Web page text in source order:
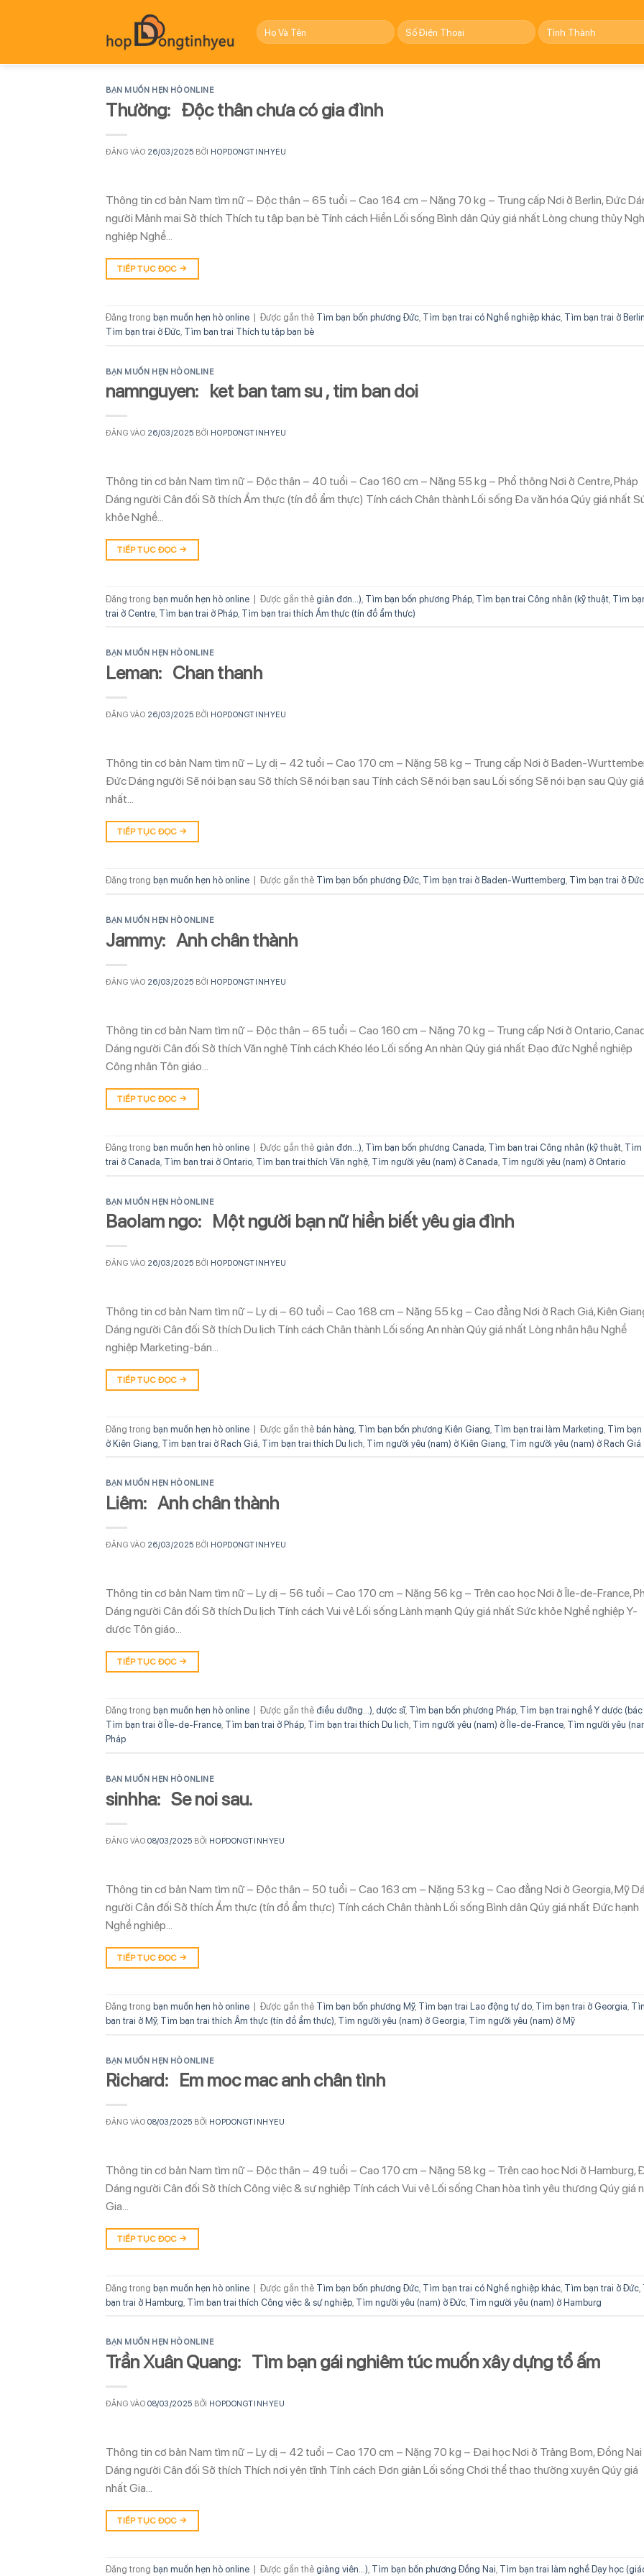
dung
BẠN MUỐN HẸN HÒ ONLINE
Thường: Độc thân chưa có gia đình
ĐĂNG VÀO 26/03/2025 BỞI HOPDONGTINHYEU
Thông tin cơ bản Nam tìm nữ – Độc thân – 65 tuổi – Cao 164 cm – Nặng 70 kg – Trung cấp Nơi ở Berlin, Đức
người Mảnh mai Sở thích Thích tụ tập bạn bè Tính cách Hiền Lối sống Bình dân Qúy giá nhất Lòng chung thủy
nghiệp Nghề…
TIẾP TỤC ĐỌC →
Đăng trong bạn muốn hẹn hò online Được gắn thẻ Tìm bạn bốn phương Đức Tìm bạn trai có Nghề nghiệp khác Tìm bạn trai ở Berlin
Tìm bạn trai ở Đức Tìm bạn trai Thích tụ tập bạn bè
BẠN MUỐN HẸN HÒ ONLINE
namnguyen: ket ban tam su , tim ban doi
ĐĂNG VÀO 26/03/2025 BỞI HOPDONGTINHYEU
Thông tin cơ bản Nam tìm nữ – Độc thân – 40 tuổi – Cao 160 cm – Nặng 55 kg – Phổ thông Nơi ở Centre, Pháp
Dáng người Cân đối Sở thích Ẩm thực (tín đồ ẩm thực) Tính cách Chân thành Lối sống Đa văn hóa Qúy giá nhất
khỏe Nghề…
TIẾP TỤC ĐỌC →
Đăng trong bạn muốn hẹn hò online | Được gắn thẻ giản đơn...) Tìm bạn bốn phương Pháp Tìm bạn trai Công nhân (kỹ thuật Tìm
trai ở Centre Tìm bạn trai ở Pháp Tìm bạn trai thích Ẩm thực (tín đồ ẩm thực)
BẠN MUỐN HẸN HÒ ONLINE
Leman: Chan thanh
ĐĂNG VÀO 26/03/2025 BỞI HOPDONGTINHYEU
Thông tin cơ bản Nam tìm nữ – Ly dị – 42 tuổi – Cao 170 cm – Nặng 58 kg – Trung cấp Nơi ở Baden-
Đức Dáng người Sẽ nói bạn sau Sở thích Sẽ nói bạn sau Tính cách Sẽ nói bạn sau Lối sống Sẽ nói bạn sau Qúy giá
nhất…
TIẾP TỤC ĐỌC →
Đăng trong bạn muốn hẹn hò online Được gắn thẻ Tìm bạn bốn phương Đức, Tìm bạn trai ở Baden-Wurttemberg, Tìm bạn trai ở Đức
BẠN MUỐN HẸN HÒ ONLINE
Jammy: Anh chân thành
ĐĂNG VÀO 26/03/2025 BỞI HOPDONGTINHYEU
Thông tin cơ bản Nam tìm nữ – Độc thân – 65 tuổi – Cao 160 cm – Nặng 70 kg – Trung cấp Nơi ở Ontario,
Dáng người Cân đối Sở thích Văn nghệ Tính cách Khéo léo Lối sống An nhàn Qúy giá nhất Đạo đức Nghề nghiệp
Công nhân Tôn giáo…
TIẾP TỤC ĐỌC →
Đăng trong bạn muốn hẹn hò online Được gắn thẻ giản đơn...) Tìm bạn bốn phương Canada Tìm bạn trai Công nhân (kỹ thuật Tìm
trai ở Canada Tìm bạn trai ở Ontario Tìm bạn trai thích Văn nghệ Tìm người yêu (nam) ở Canada Tìm người yêu (nam) ở Ontario
BẠN MUỐN HẸN HÒ ONLINE
Baolam ngo: Một người bạn nữ hiền biết yêu gia đình
ĐĂNG VÀO 26/03/2025 BỞI HOPDONGTINHYEU
Thông tin cơ bản Nam tìm nữ – Ly dị – 60 tuổi – Cao 168 cm – Nặng 55 kg – Cao đẳng Nơi ở Rạch Giá, Kiên
Dáng người Cân đối Sở thích Du lịch Tính cách Chân thành Lối sống An nhàn Qúy giá nhất Lòng nhân hậu Nghề
nghiệp Marketing-bán…
TIẾP TỤC ĐỌC →
Đăng trong bạn muốn hẹn hò online | Được gắn thẻ bán hàng Tìm bạn bốn phương Kiên Giang Tìm bạn trai làm Marketing Tìm bạn
ở Kiên Giang Tìm bạn trai ở Rạch Giá Tìm bạn trai thích Du lịch Tìm người yêu (nam) ở Kiên Giang Tìm người yêu (nam) ở Rạch Giá
BẠN MUỐN HẸN HÒ ONLINE
Liêm: Anh chân thành
ĐĂNG VÀO 26/03/2025 BỞI HOPDONGTINHYEU
Thông tin cơ bản Nam tìm nữ – Ly dị – 56 tuổi – Cao 170 cm – Nặng 56 kg – Trên cao học Nơi ở Île-de-France,
Dáng người Cân đối Sở thích Du lịch Tính cách Vui vẻ Lối sống Lành mạnh Qúy giá nhất Sức khỏe Nghề nghiệp Y-
dược Tôn giáo…
TIẾP TỤC ĐỌC →
Đăng trong bạn muốn hẹn hò online Được gắn thẻ điều dưỡng...), dược sĩ, Tìm bạn bốn phương Pháp, Tìm bạn trai nghề Y dược (bác
Tìm bạn trai ở Île-de-France, Tìm bạn trai ở Pháp, Tìm bạn trai thích Du lịch, Tìm người yêu (nam) ở Île-de-France, Tìm người yêu
Pháp
BẠN MUỐN HẸN HÒ ONLINE
sinhha: Se noi sau.
ĐĂNG VÀO08/03/2025 BỞI HOPDONGTINHYEU
Thông tin cơ bản Nam tìm nữ – Độc thân – 50 tuổi – Cao 163 cm – Nặng 53 kg – Cao đẳng Nơi ở Georgia, Mỹ
người Cân đối Sở thích Ẩm thực (tín đồ ẩm thực) Tính cách Chân thành Lối sống Bình dân Qúy giá nhất Đức hạnh
Nghề nghiệp…
TIẾP TỤC ĐỌC →
Đăng trong bạn muốn hẹn hò online Được gắn thẻ Tìm bạn bốn phương Mỹ, Tìm bạn trai Lao động tự do Tìm bạn trai ở Georgia
bạn trai ở Mỹ, Tìm bạn trai thích Ẩm thực (tín đồ ẩm thực) Tìm người yêu (nam) ở Georgia Tìm người yêu (nam) ở Mỹ
BẠN MUỐN HẸN HÒ ONLINE
Richard: Em moc mac anh chân tình
ĐĂNG VÀO08/03/2025 BỞI HOPDONGTINHYEU
Thông tin cơ bản Nam tìm nữ – Độc thân – 49 tuổi – Cao 170 cm – Nặng 58 kg – Trên cao học Nơi ở Hamburg,
Dáng người Cân đối Sở thích Công việc & sự nghiệp Tính cách Vui vẻ Lối sống Chan hòa tình yêu thương Qúy giá
Gia…
TIẾP TỤC ĐỌC →
Đăng trong bạn muốn hẹn hò online | Được gắn thẻ Tìm bạn bốn phương Đức Tìm bạn trai có Nghề nghiệp khác Tìm bạn trai ở Đức
bạn trai ở Hamburg Tìm bạn trai thích Công việc & sự nghiệp Tìm người yêu (nam) ở Đức Tìm người yêu (nam) ở Hamburg
BẠN MUỐN HẸN HÒ ONLINE
Trần Xuân Quang: Tìm bạn gái nghiêm túc muốn xây dựng tổ ấm
ĐĂNG VÀO08/03/2025 BỞI HOPDONGTINHYEU
Thông tin cơ bản Nam tìm nữ – Ly dị – 42 tuổi – Cao 170 cm – Nặng 70 kg – Đại học Nơi ở Trảng Bom, Đồng Nai
Dáng người Cân đối Sở thích Thích nơi yên tĩnh Tính cách Đơn giản Lối sống Chơi thể thao thường xuyên Qúy giá
nhất Gia…
TIẾP TỤC ĐỌC →
Đăng trong bạn muốn hẹn hò online Được gắn thẻ giảng viên...), Tìm bạn bốn phương Đồng Nai, Tìm bạn trai làm nghề Dạy học